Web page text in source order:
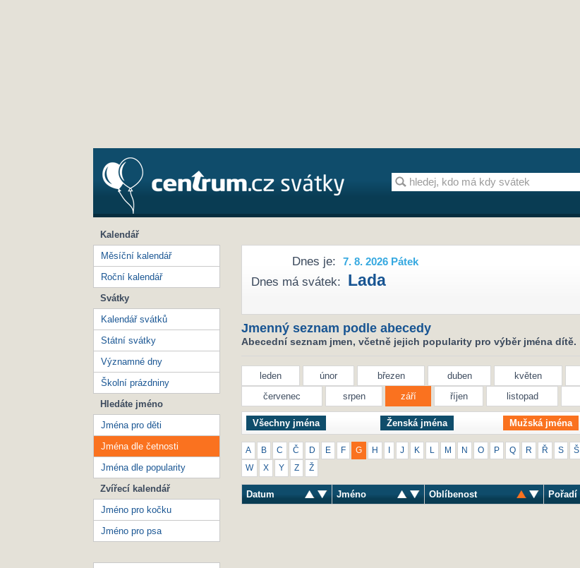
Dnes je: 7. 8. 2026 Pátek
Dnes má svátek: Lada
Jmenný seznam podle abecedy
Abecední seznam jmen, včetně jejich popularity pro výběr jména dítě.
leden únor březen duben květen
červenec
srpen září říjen listopad
Všechny jména Ženská jména Mužská jména
A B C Č D E F G H J K M N O P Q R Ř S Š
W X Y Z Ž
Datum Jméno Oblíbenost Pořadí
Kalendář
Měsíční kalendář
Roční kalendář
Svátky
Kalendář svátků
Státní svátky
Významné dny
Školní prázdniny
Hledáte jméno
Jména pro děti
Jména dle četnosti
Jména dle popularity
Zvířecí kalendář
Jméno pro kočku
Jméno pro psa